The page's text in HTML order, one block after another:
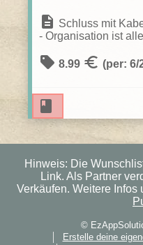
description Schluss mit
- Organisation ist
sell 8.99 euro (per: 6/
book
Hinweis: Die
Link. Als Partner
Verkäufen. Weitere Infos
©
Erstelle deine